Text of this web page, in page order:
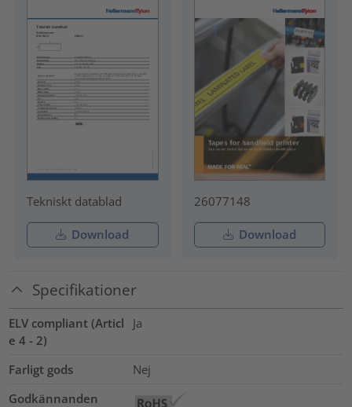
Tekniskt datablad
Download
26077148
Download
Specifikationer
ELV compliant (Articl
e 4 - 2)
Ja
Farligt gods
Nej
Godkännanden